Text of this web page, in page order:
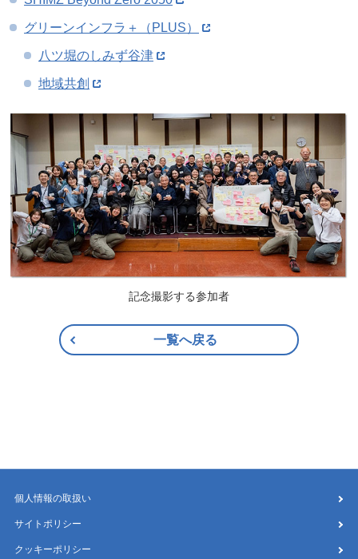
グリーンインフラ＋（PLUS）
八ツ堀のしみず谷津
地域共創
記念撮影する参加者
一覧へ戻る
個人情報の取扱い
サイトポリシー
クッキーポリシー